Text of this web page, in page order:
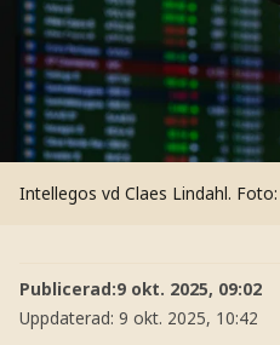
Intellegos vd Claes Lindahl.
Publicerad:9 okt. 2025, 09:02
Uppdaterad: 9 okt. 2025, 10:42